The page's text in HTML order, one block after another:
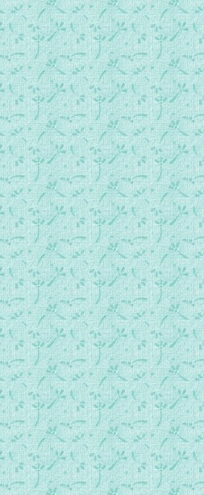
转化性结合（1).MP3
转化性结合（2).MP3
转化性结合（3).MP3
在基督奥体内成圣（1）.MP3
在基督奥体内成圣（2）.MP3
在基督奥体内成圣（3）.MP3
在基督奥体内成圣（4).MP3
在基督奥体内成圣（5）(全书完，献给好